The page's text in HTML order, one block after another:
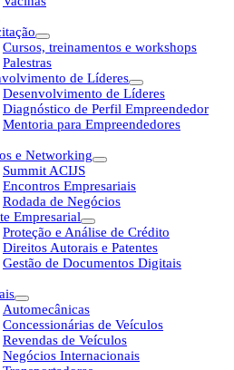
Cursos, treinamentos e workshops
Palestras
de Líderes
Desenvolvimento de Líderes
Diagnóstico de Perfil Empreendedor
Mentoria para Empreendedores
e Networking
Summit ACIJS
Encontros Empresariais
Rodada de Negócios
Empresarial
Proteção e Análise de Crédito
Direitos Autorais e Patentes
Gestão de Documentos Digitais
Automecânicas
Concessionárias de Veículos
Revendas de Veículos
Negócios Internacionais